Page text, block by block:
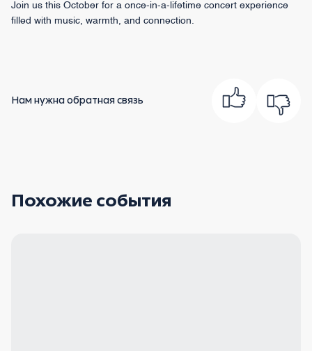
Join us this October for a once-in-a-lifetime concert experience
filled with music, warmth, and connection.
Нам нужна обратная связь
Похожие события